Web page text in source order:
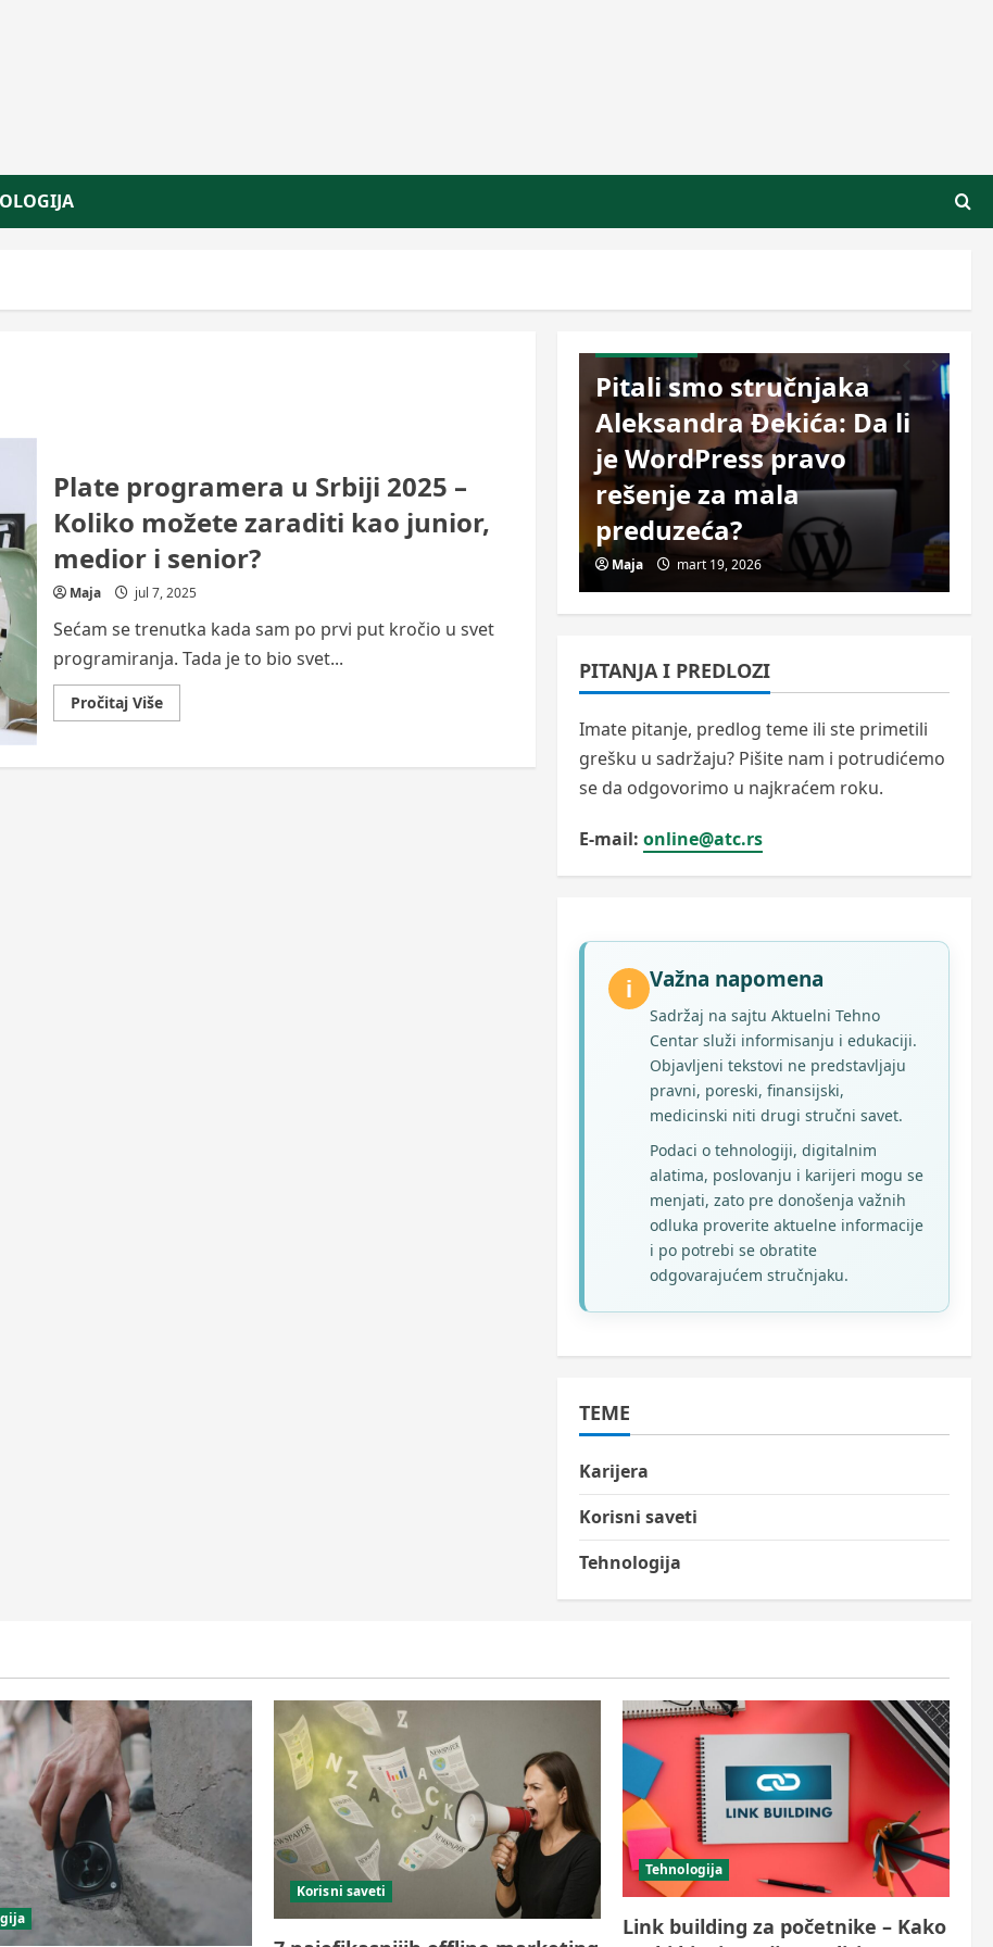
Plate programera u Srbiji 2025 –
Koliko možete zaraditi kao junior,
medior i senior?
Maja jul 7, 2025
Sećam se trenutka kada sam po prvi put kročio u svet
programiranja. Tada je to bio svet...
Pročitaj VišeRead
more
koje treba naučiti ukoliko
želite lako do posla u 2025
Maja
Pitali smo stručnjaka
Aleksandra Đekića: Da li
je WordPress pravo
rešenje za mala
preduzeća?
Maja mart 19, 2026
PITANJA I PREDLOZI
Imate pitanje, predlog teme ili ste primetili
grešku u sadržaju? Pišite nam i potrudićemo
se da odgovorimo u najkraćem roku.
E-mail: online@atc.rs
i Važna napomena
Sadržaj na sajtu Aktuelni Tehno
Centar služi informisanju i edukaciji.
Objavljeni tekstovi ne predstavljaju
pravni, poreski, finansijski,
medicinski niti drugi stručni savet.
Podaci o tehnologiji, digitalnim
alatima, poslovanju i karijeri mogu se
menjati, zato pre donošenja važnih
odluka proverite aktuelne informacije
i po potrebi se obratite
odgovarajućem stručnjaku.
TEME
Karijera
Korisni saveti
Tehnologija
Korisni saveti
Tehnologija
Link building za početnike – Kako